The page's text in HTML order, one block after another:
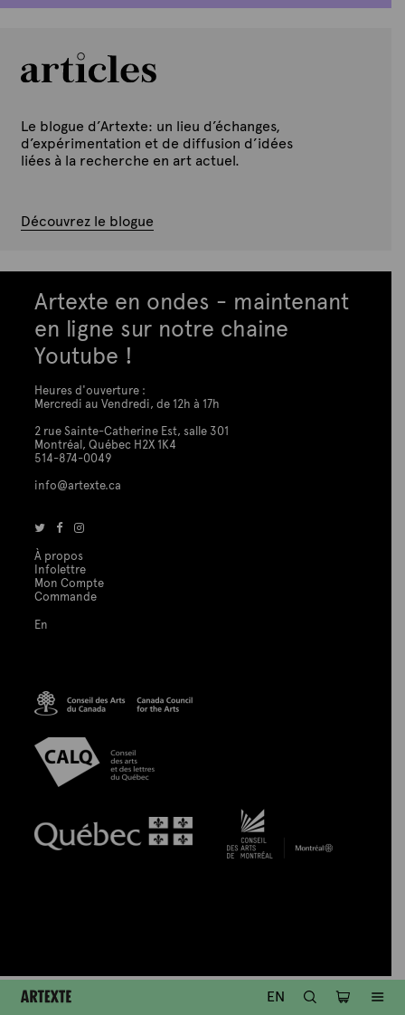
Artexte EN RECHERCHE
PANIER
Le blogue d’Artexte: un lieu d’échanges,
d’expérimentation et de diffusion d’idées
liées à la recherche en art actuel.
Découvrez le blogue
Artexte en ondes - maintenant
en ligne sur notre chaine
Youtube !
Heures d'ouverture :
Mercredi au Vendredi, de 12h à 17h
2 rue Sainte-Catherine Est, salle 301
Montréal, Québec H2X 1K4
514-874-0049
info@artexte.ca
À propos
Infolettre
Mon Compte
Commande
En